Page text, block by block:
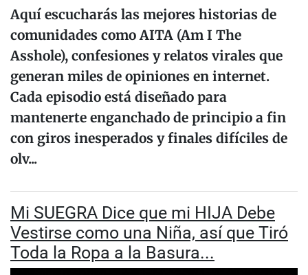
Aquí escucharás las mejores historias de
comunidades como AITA (Am I The
Asshole), confesiones y relatos virales que
generan miles de opiniones en internet.
Cada episodio está diseñado para
mantenerte enganchado de principio a fin
con giros inesperados y finales difíciles de
olv...
Mi SUEGRA Dice que mi HIJA Debe
Vestirse como una Niña, así que Tiró
Toda la Ropa a la Basura...